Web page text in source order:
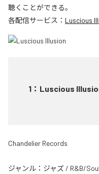
聴くことができる。
各配信サービス： Luscious
1 ： Luscious
Chandelier Records
ジャンル： ジャズ / R&B/Soul